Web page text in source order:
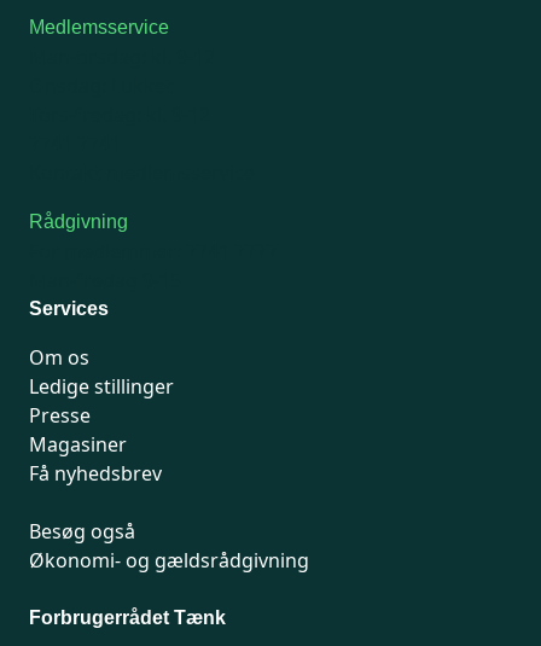
Medlemsservice
Rådgivning
Services
Om os
Ledige stillinger
Presse
Magasiner
Få nyhedsbrev
Besøg også
Økonomi- og gældsrådgivning
Forbrugerrådet Tænk